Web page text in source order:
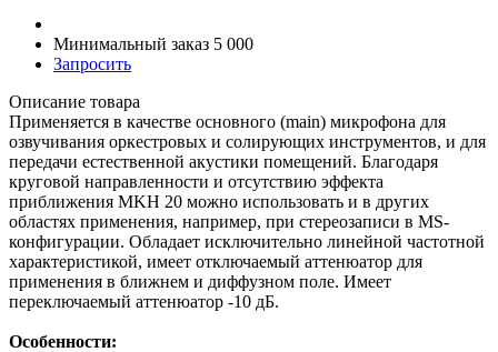
Минимальный заказ 5 000
Запросить
Описание товара
Применяется в качестве основного (main) микрофона для
озвучивания оркестровых и солирующих инструментов, и для
передачи естественной акустики помещений. Благодаря
круговой направленности и отсутствию эффекта
приближения MKH 20 можно использовать и в других
областях применения, например, при стереозаписи в MS-
конфигурации. Обладает исключительно линейной частотной
характеристикой, имеет отключаемый аттенюатор для
применения в ближнем и диффузном поле. Имеет
переключаемый аттенюатор -10 дБ.
Особенности: